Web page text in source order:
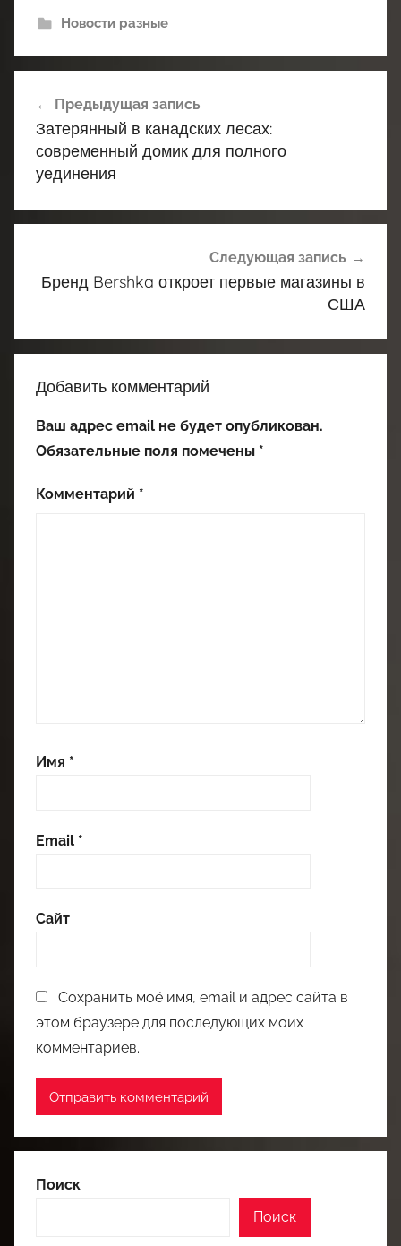
Новости разные
по
записям
Предыдущая запись
Затерянный в канадских лесах:
современный домик для полного
уединения
Следующая запись
Бренд Bershka откроет первые магазины в
США
Добавить комментарий
Ваш адрес email не будет опубликован.
Обязательные поля помечены *
Комментарий *
Имя *
Email *
Сайт
Сохранить моё имя, email и адрес сайта в
этом браузере для последующих моих
комментариев.
Поиск
Поиск